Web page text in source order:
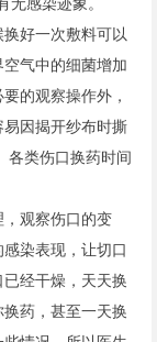
好一次敷料可以
气中的细菌增加
的观察操作外，
因揭开纱布时撕
各类伤口换药时间
观察伤口的变
染表现，让切口
经干燥，天天换
药，甚至一天换